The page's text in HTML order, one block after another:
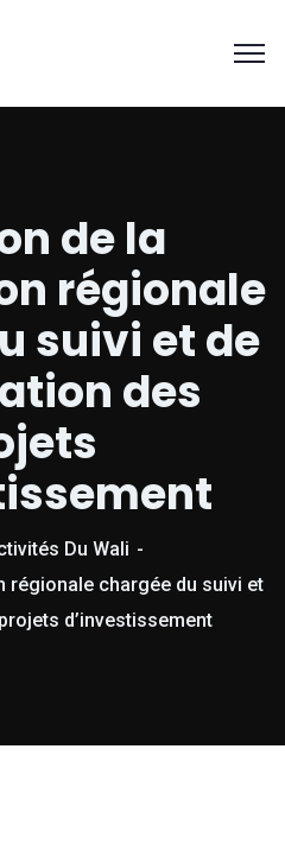
de la
régionale
suivi et de
des
Du Wali
régionale chargée du suivi et
d’investissement